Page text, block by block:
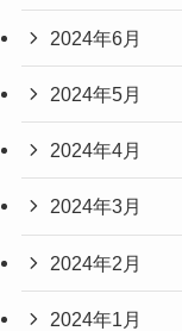
2024年6月
2024年5月
2024年4月
2024年3月
2024年2月
2024年1月